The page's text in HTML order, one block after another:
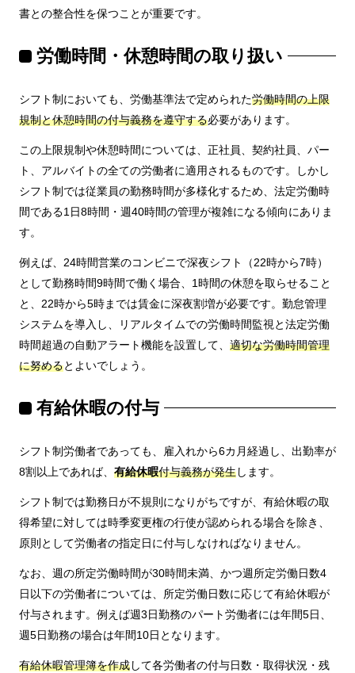
書との整合性を保つことが重要です。
労働時間・休憩時間の取り扱い
シフト制においても、労働基準法で定められた労働時間の上限
規制と休憩時間の付与義務を遵守する必要があります。
この上限規制や休憩時間については、正社員、契約社員、パー
ト、アルバイトの全ての労働者に適用されるものです。しかし
シフト制では従業員の勤務時間が多様化するため、法定労働時
間である1日8時間・週40時間の管理が複雑になる傾向にありま
す。
例えば、24時間営業のコンビニで深夜シフト（22時から7時）
として勤務時間9時間で働く場合、1時間の休憩を取らせること
と、22時から5時までは賃金に深夜割増が必要です。勤怠管理
システムを導入し、リアルタイムでの労働時間監視と法定労働
時間超過の自動アラート機能を設置して、 適切な労働時間管理
に努めるとよいでしょう。
有給休暇の付与
シフト制労働者であっても、雇入れから6カ月経過し、出勤率が
8割以上であれば、 有給休暇付与義務が発生します。
シフト制では勤務日が不規則になりがちですが、有給休暇の取
得希望に対しては時季変更権の行使が認められる場合を除き、
原則として労働者の指定日に付与しなければなりません。
なお、週の所定労働時間が30時間未満、かつ週所定労働日数4
日以下の労働者については、所定労働日数に応じて有給休暇が
付与されます。例えば週3日勤務のパート労働者には年間5日、
週5日勤務の場合は年間10日となります。
有給休暇管理簿を作成して各労働者の付与日数・取得状況・残